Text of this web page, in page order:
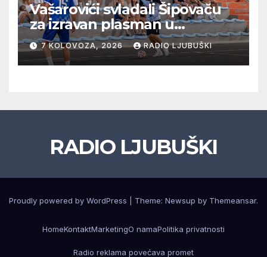
Vašarovići svladali Šipovaču
za izravan plasman u
četvrtfinale, Grab izborio
prolazak dalje, Klobuk ispao,
večeras počinje četvrtfinale
7 KOLOVOZA, 2026 RADIO LJUBUŠKI
RADIO LJUBUŠKI
Proudly powered by WordPress Theme: Newsup by Themeansar.
HomeKontaktMarketingO namaPolitika privatnosti
Radio reklama povećava promet